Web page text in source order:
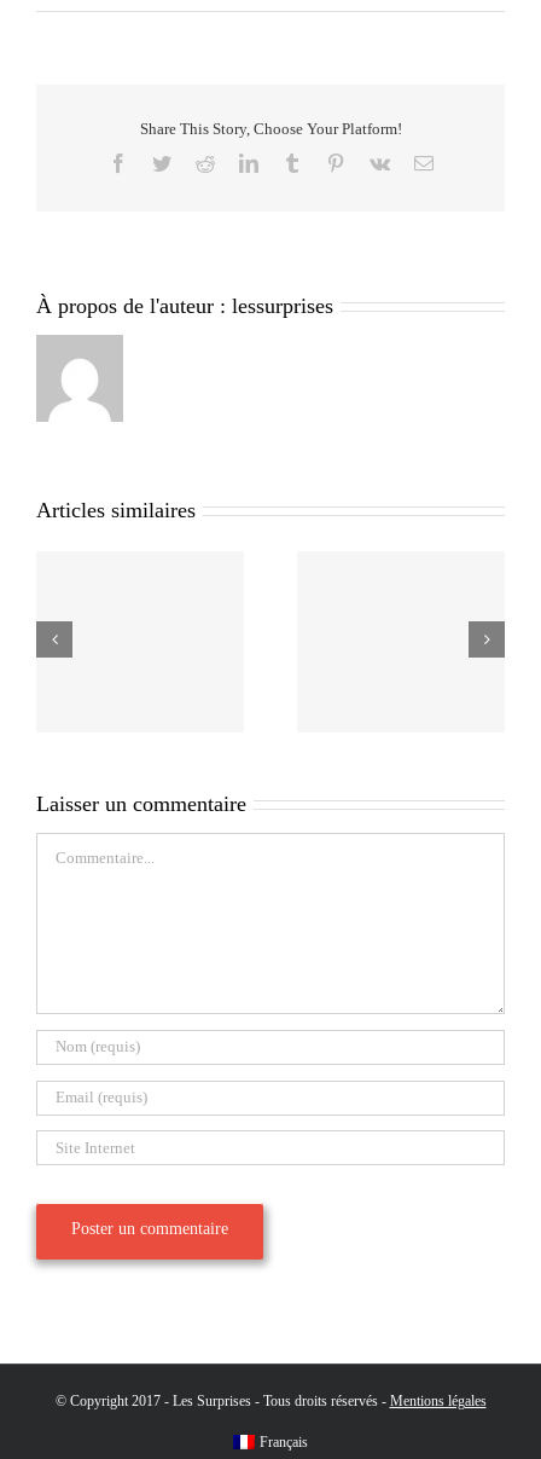
Share This Story, Choose Your Platform!
Facebook
TwitterRedditLinkedInTumblr Pinterest
Vk Email
À propos de l'auteur : lessurprises
Articles similaires
Laisser un commentaire
Commentaire
© Copyright 2017 - Les Surprises - Tous droits réservés - Mentions légales
Français